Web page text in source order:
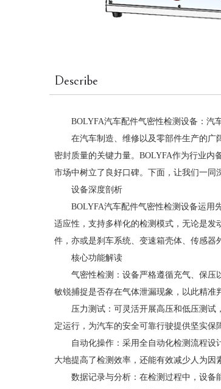
Describe
BOLYFA汽车配件气密性检测设备：汽
在汽车制造、维修以及零部件生产的广
密封质量的关键力量。BOLYFA作为行业
市场中树立了良好口碑。下面，让我们一同
设备深度剖析
BOLYFA汽车配件气密性检测设备运用
适应性，支持多样化的检测模式，无论是发
件，亦或是刹车系统、变速箱壳体、传感器
核心功能解读
气密性检测：设备严格遵循充气、保压
敏锐捕捉是否存在气体泄漏现象，以此精准
压力测试：可灵活开展高压和低压测
定运行，为汽车的安全可靠行驶提供坚实保
自动化操作：采用全自动化检测流程
大地提高了检测效率，还能有效减少人为因
数据记录与分析：在检测过程中，设备